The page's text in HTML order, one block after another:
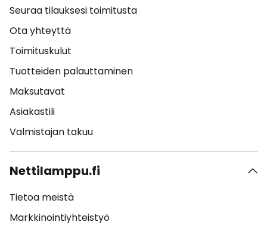
Seuraa tilauksesi toimitusta
Ota yhteyttä
Toimituskulut
Tuotteiden palauttaminen
Maksutavat
Asiakastili
Valmistajan takuu
Nettilamppu.fi
Tietoa meistä
Markkinointiyhteistyö